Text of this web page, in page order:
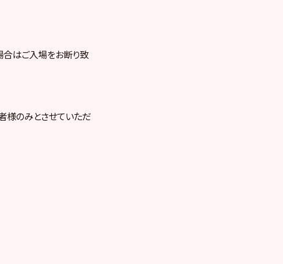
合はご入場をお断り致
様のみとさせていただ